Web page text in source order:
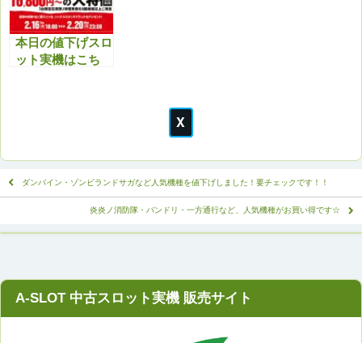
本日の値下げスロ
ット実機はこち
ダンバイン・ゾンビランドサガなど人気機種を値下げしました！要チェックです！！
炎炎ノ消防隊・バンドリ・一方通行など、人気機種がお買い得です☆
A-SLOT 中古スロット実機 販売サイト